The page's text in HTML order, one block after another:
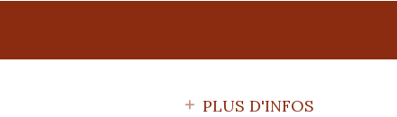
PLUS D'INFOS